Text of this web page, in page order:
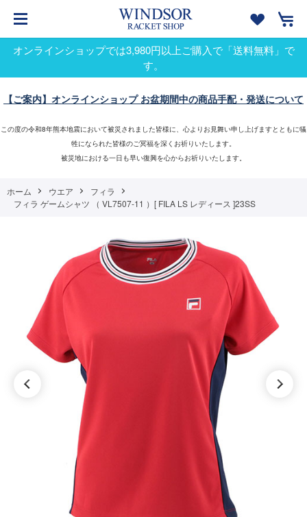
オンラインショップでは3,980円以上ご購入で「送料無料」で
す。
【ご案内】オンラインショップ お盆期間中の商品手配・発送について
この度の令和8年熊本地震において被災されました皆様に、心よりお見舞い申し上げますとともに犠
牲になられた皆様のご冥福を深くお祈りいたします。
被災地における一日も早い復興を心からお祈りいたします。
ホーム ウエア
フィラ
フィラ ゲームシャツ （ VL7507-11 ）[ FILA LS レディース ]23SS